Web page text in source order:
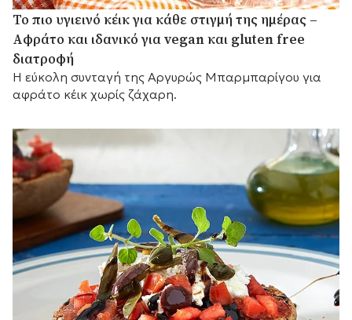
Το πιο υγιεινό κέικ για κάθε στιγμή της ημέρας –
Αφράτο και ιδανικό για vegan και gluten free
διατροφή
Η εύκολη συνταγή της Αργυρώς Μπαρμπαρίγου για
αφράτο κέικ χωρίς ζάχαρη.